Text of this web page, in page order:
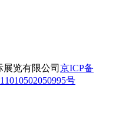
览有限公司 京ICP备
号